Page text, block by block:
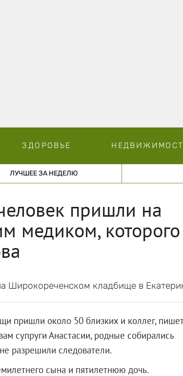
ЗДОРОВЬЕ
ЛУЧШЕЕ ЗА НЕДЕЛЮ
пришли на
медиком, которого
Широкореченском кладбище в
пришли около 50 близких и коллег,
супруги Анастасии, родные собирались
разрешили следователи.
сына и пятилетнюю дочь.